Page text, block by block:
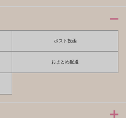
ポスト投函
おまとめ配送